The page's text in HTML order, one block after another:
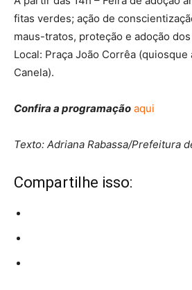
fitas verdes; ação de
maus-tratos, proteção e adoção
Local: Praça João Corrêa
Canela).
Confira a programação aqui
Texto: Adriana Rabassa/Prefeitura
Compartilhe isso: